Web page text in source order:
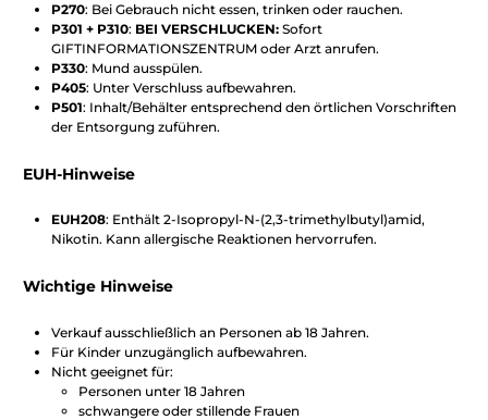
P270: Bei Gebrauch nicht essen, trinken oder rauchen.
P301 + P310: BEI VERSCHLUCKEN:Sofort
GIFTINFORMATIONSZENTRUM oder Arzt anrufen.
P330: Mund ausspülen.
P405: Unter Verschluss aufbewahren.
P501: Inhalt/Behälter entsprechend den örtlichen Vorschriften
der Entsorgung zuführen.
EUH-Hinweise
EUH208: Enthält 2-Isopropyl-N-(2,3-trimethylbutyl)amid,
Nikotin. Kann allergische Reaktionen hervorrufen.
Wichtige Hinweise
Verkauf ausschließlich an Personen ab 18 Jahren.
Für Kinder unzugänglich aufbewahren.
Nicht geeignet für:
Personen unter 18 Jahren
schwangere oder stillende Frauen